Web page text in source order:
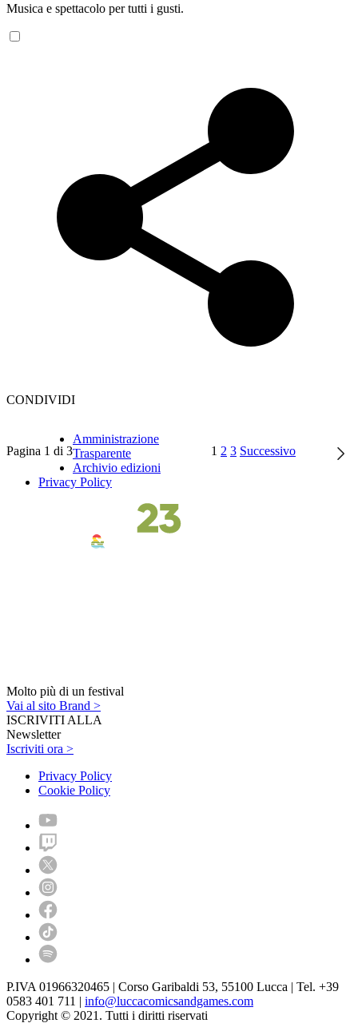
Musica e spettacolo per tutti i gusti.
CONDIVIDI
Pagina 1 di 3 1 2 3 Successivo
Amministrazione
Trasparente
Archivio edizioni
Privacy Policy
Molto più di un festival
Vai al sito Brand >
ISCRIVITI ALLA
Newsletter
Iscriviti ora >
Privacy Policy
Cookie Policy
P.IVA 01966320465 | Corso Garibaldi 53, 55100 Lucca | Tel. +39
0583 401 711 | info@luccacomicsandgames.com
Copyright © 2021. Tutti i diritti riservati